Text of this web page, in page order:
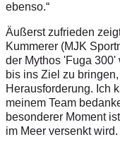
ebenso.“
Äußerst zufrieden
Kummerer (MJK
der Mythos 'Fuga
bis ins Ziel zu
Herausforderung. Ich
meinem Team
besonderer Moment
im Meer versenkt wird.